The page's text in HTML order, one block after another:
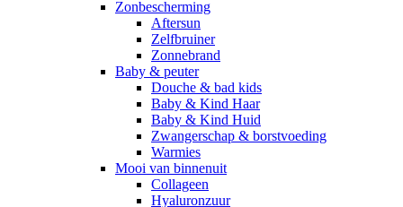
Zonbescherming
Aftersun
Zelfbruiner
Zonnebrand
Baby & peuter
Douche & bad kids
Baby & Kind Haar
Baby & Kind Huid
Zwangerschap & borstvoeding
Warmies
Mooi van binnenuit
Collageen
Hyaluronzuur